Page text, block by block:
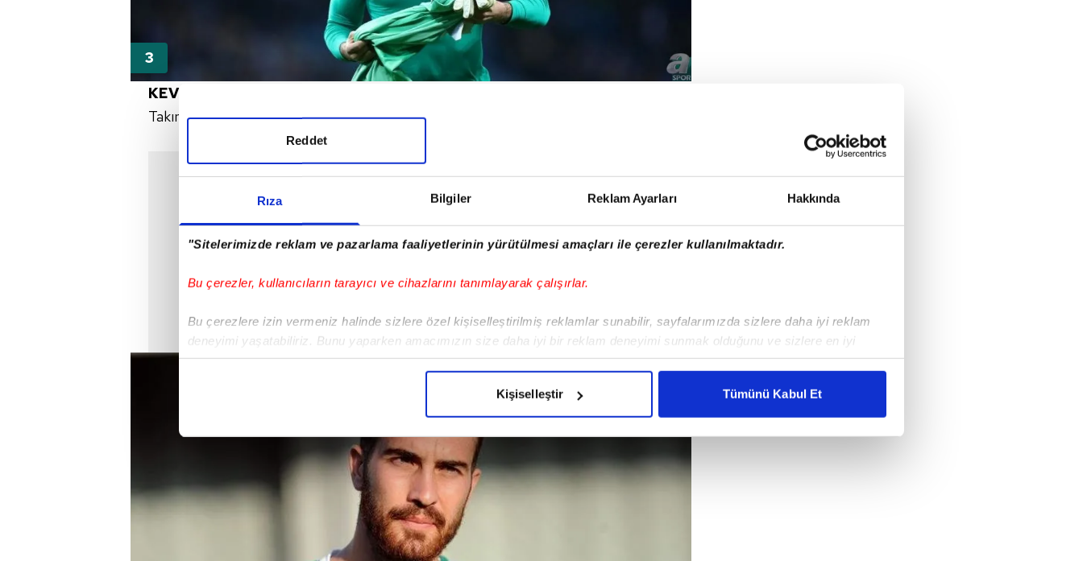
Rıza Bilgiler Reklam Ayarları Hakkında
"Sitelerimizde reklam ve pazarlama faaliyetlerinin yürütülmesi amaçları ile çerezler kullanılmaktadır.
Bu çerezler, kullanıcıların tarayıcı ve cihazlarını tanımlayarak çalışırlar.
Bu çerezlere izin vermeniz halinde sizlere özel kişiselleştirilmiş reklamlar sunabilir, sayfalarımızda sizlere daha iyi reklam
deneyimi yaşatabiliriz. Bunu yaparken amacımızın size daha iyi bir reklam deneyimi sunmak olduğunu ve sizlere en iyi
içerikleri sunabilmek adına elimizden gelen çabayı gösterdiğimizi ve bu noktada, reklamların maliyetlerimizi karşılamak
Her halükârda, kullanıcılar, bu çerezlere izin vermedikleri takdirde, kullanıcılara hedefli reklamlar gösterilmeyecektir."
Sizlere daha iyi bir hizmet sunabilmek için İnternet Sitemizde kendimize ve üçüncü kişilere ait çerezler kullanılmaktadır. Bu
çerezler vasıtasıyla çeşitli kişisel verileriniz işlenmekte olup gerekli olan çerezler bilgi toplumu hizmetlerinin sunulması
amacıyla kullanılmaktadır. Diğer çerezler, sitemizin daha işlevsel kılınması ve kişiselleştirilmesi ve sizlere yönelik
reklam/pazarlama faaliyetlerinin yapılması, amaçlarıyla sınırlı olarak açık rızanız dahilinde kullanılacaktır.
Çerezlere ilişkin tercihlerinizi aşağıda yer alan panel vasıtasıyla belirleyebilirsiniz. Çerezlere ilişkin detaylı bilgi için Ayarlar
Reddet
Kişiselleştir Tümünü Kabul Et
KEVIN TRAPP
Takımı: PSG